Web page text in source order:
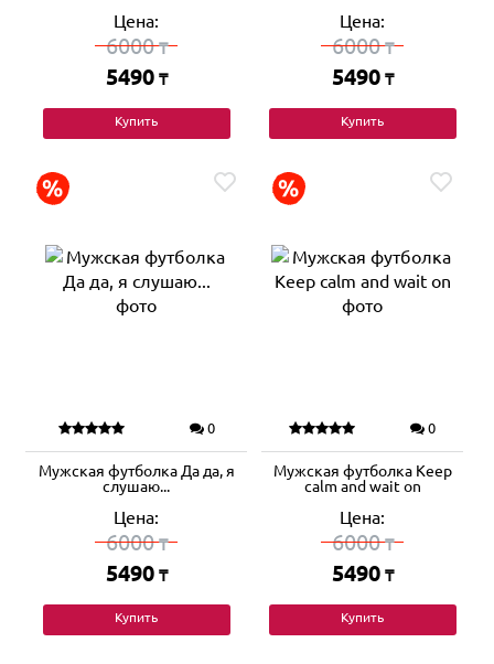
Цена:
6000₸
5490 ₸
Купить
Цена:
6000₸
5490 ₸
Купить
0
Мужская футболка Да да, я
слушаю...
Цена:
6000₸
5490 ₸
Купить
0
Мужская футболка Keep
calm and wait on
Цена:
6000₸
5490 ₸
Купить